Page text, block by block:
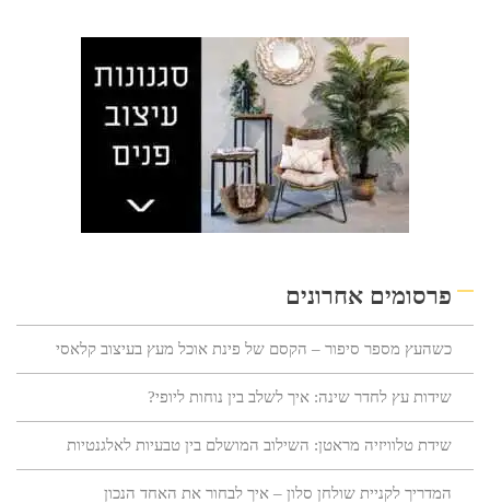
פרסומים אחרונים
כשהעץ מספר סיפור – הקסם של פינת אוכל מעץ בעיצוב קלאסי
שידות עץ לחדר שינה: איך לשלב בין נוחות ליופי?
שידת טלוויזיה מראטן: השילוב המושלם בין טבעיות לאלגנטיות
המדריך לקניית שולחן סלון – איך לבחור את האחד הנכון